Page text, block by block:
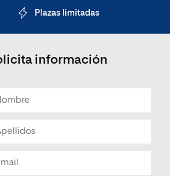
Plazas limitadas
información